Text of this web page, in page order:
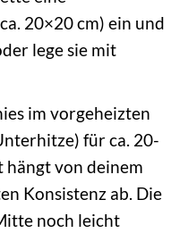
20×20 cm) ein und
lege sie mit
im vorgeheizten
für ca. 20-
hängt von deinem
Konsistenz ab. Die
noch leicht